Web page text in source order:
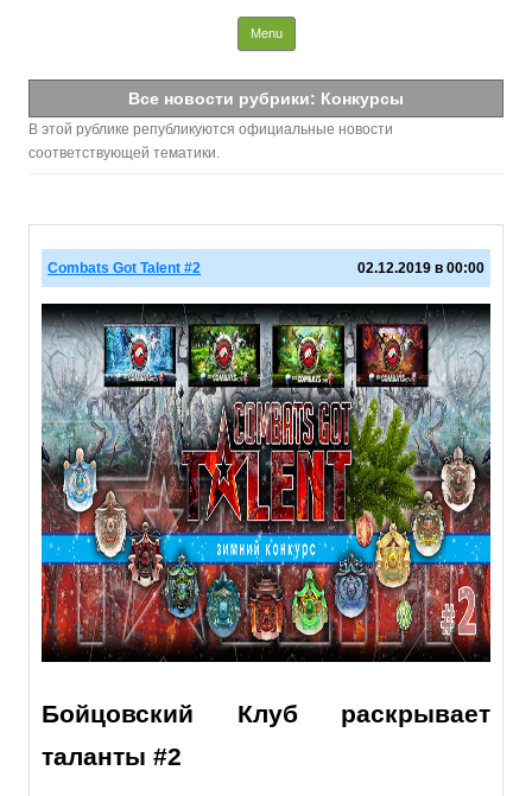
Info PaladinsMenu
Skip to content
Все новости рубрики: Конкурсы
В этой рублике републикуются официальные новости
соответствующей тематики.
Combats Got Talent #2 02.12.2019 в 00:00
Бойцовский Клуб раскрывает
таланты #2